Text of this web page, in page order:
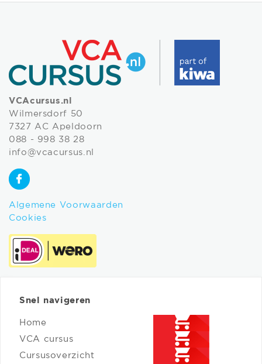
VCAcursus.nl
Wilmersdorf 50
7327 AC Apeldoorn
088 - 998 38 28
info@vcacursus.nl
Algemene Voorwaarden
Cookies
Snel navigeren
Home
VCA cursus
Cursusoverzicht